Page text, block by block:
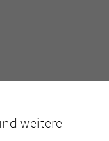
weitere